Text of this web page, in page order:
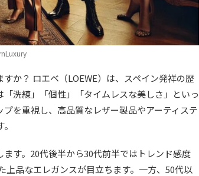
か？ ロエベ（LOEWE）は、スペイン発祥の歴
洗練」「個性」「タイムレスな美しさ」といっ
を重視し、高品質なレザー製品やアーティステ
す。20代後半から30代前半ではトレンド感度
品なエレガンスが目立ちます。一方、50代以